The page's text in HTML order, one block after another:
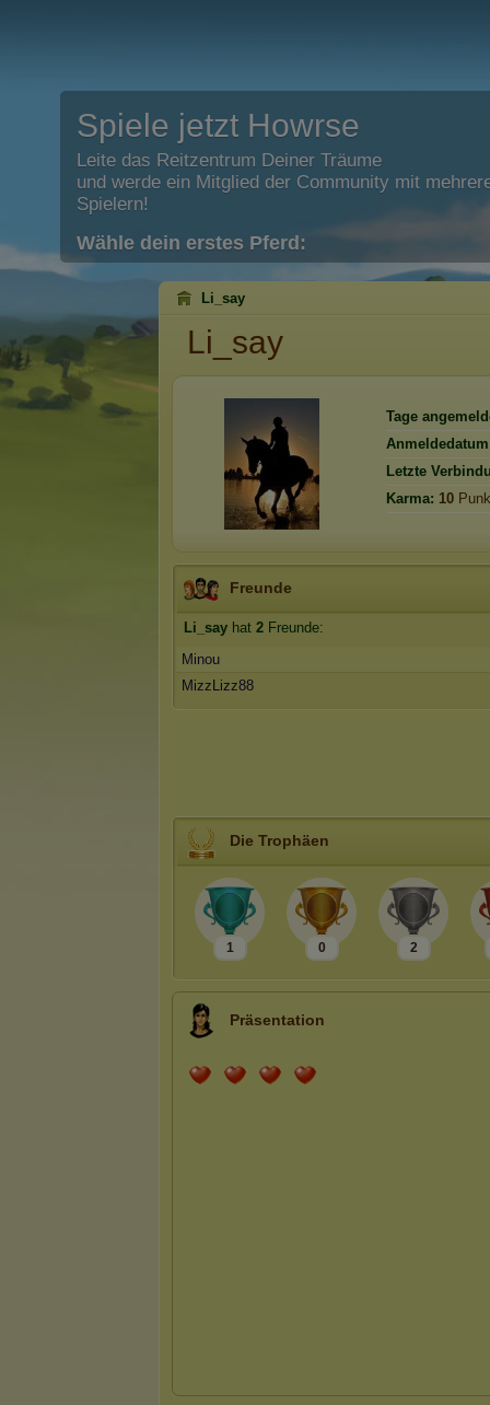
Spiele jetzt Howrse
Leite das Reitzentrum Deiner Träume
und werde ein Mitglied der Community mit
Spielern!
Wähle dein erstes Pferd:
Li_say
Li_say
Tage
Letzte
Karma: 10
Freunde
Li_say hat 2 Freunde:
Minou
MizzLizz88
Die Trophäen
1 0 2
Präsentation